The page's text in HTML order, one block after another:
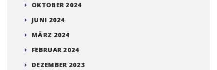
OKTOBER 2024
JUNI 2024
MÄRZ 2024
FEBRUAR 2024
DEZEMBER 2023